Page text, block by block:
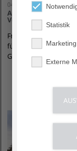
04. April 2022
AGAPLESION heißt
Verbund
Frankfurt / Baunatal
für die Zukunft und
Gesundheitskonzern
Statistik
Marketing
Externe